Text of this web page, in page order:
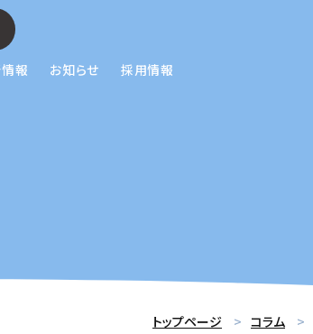
報 お知らせ 採用情報
トップページ コラム